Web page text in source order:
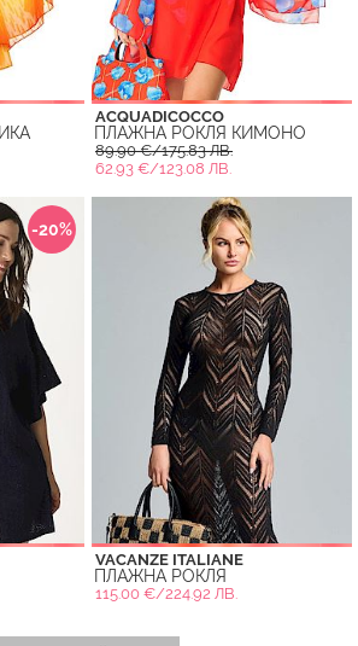
ACQUADICOCCO
ПЛАЖНА РОКЛЯ КИМОНО
89.90 €/175.83 ЛВ.
62.93 €/123.08 ЛВ.
-20%
VACANZE ITALIANE
ПЛАЖНА РОКЛЯ
115.00 €/224.92 ЛВ.